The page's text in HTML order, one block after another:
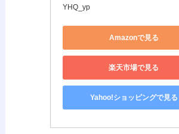
YHQ_yp
Amazonで見る
楽天市場で見る
Yahoo!ショッピングで見る